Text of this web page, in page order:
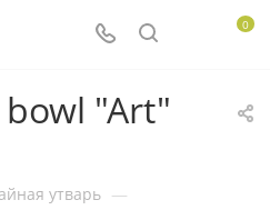
0
"Art"
утварь —